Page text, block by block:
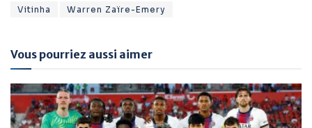
Vitinha
Warren Zaïre-Emery
Vous pourriez aussi aimer